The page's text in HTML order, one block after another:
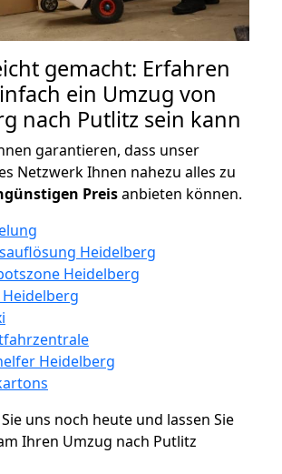
gemacht: Erfahren
ein Umzug von
nach Putlitz sein kann
garantieren, dass unser
Netzwerk Ihnen nahezu alles zu
Preisanbieten können.
Heidelberg
Heidelberg
Heidelberg
uns noch heute und lassen Sie
Ihren Umzug nach Putlitz